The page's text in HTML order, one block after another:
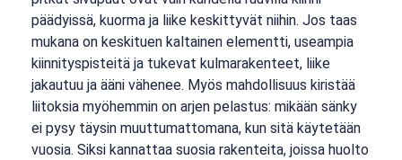
päädyissä, kuorma ja liike keskittyvät niihin. Jos taas
mukana on keskituen kaltainen elementti, useampia
kiinnityspisteitä ja tukevat kulmarakenteet, liike
jakautuu ja ääni vähenee. Myös mahdollisuus kiristää
liitoksia myöhemmin on arjen pelastus: mikään sänky
ei pysy täysin muuttumattomana, kun sitä käytetään
vuosia. Siksi kannattaa suosia rakenteita, joissa huolto